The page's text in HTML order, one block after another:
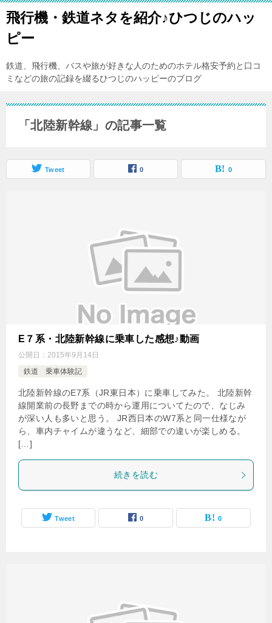
飛行機・鉄道ネタを紹介♪ひつじのハッ
ピー
鉄道、飛行機、バスや旅が好きな人のためのホテル格安予約と口コ
ミなどの旅の記録を綴るひつじのハッピーのブログ
「北陸新幹線」の記事一覧
Tweet 0 0
E７系・北陸新幹線に乗車した感想♪動画
公開日： 2015年9月14日
鉄道 乗車体験記
北陸新幹線のE7系（JR東日本）に乗車してみた。 北陸新幹
線開業前の長野までの時から運用についてたので、なじみ
が深い人も多いと思う。 JR西日本のW7系と同一仕様なが
ら、車内チャイムが違うなど、細部での違いが楽しめる。
[…]
続きを読む
Tweet 0 0